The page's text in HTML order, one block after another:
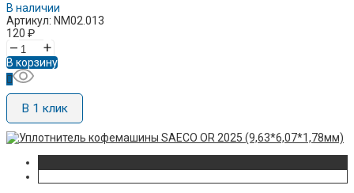
В наличии
Артикул: NM02.013
120 ₽
– +
В корзину
В 1 клик